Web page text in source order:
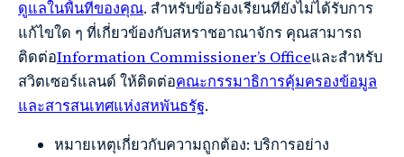
ดูแลในพื้นที่ของคุณ. สำหรับข้อร้องเรียนที่ยังไม่ได้รับการ
แก้ไขใด ๆ ที่เกี่ยวข้องกับสหราชอาณาจักร คุณสามารถ
ติดต่อInformation Commissioner’s Officeและสำหรับ
สวิตเซอร์แลนด์ ให้ติดต่อคณะกรรมาธิการคุ้มครองข้อมูล
และสารสนเทศแห่งสหพันธรัฐ.
หมายเหตุเกี่ยวกับความถูกต้อง: บริการอย่าง